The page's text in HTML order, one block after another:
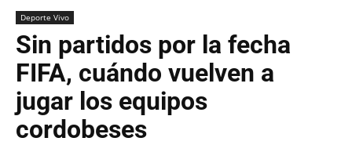
Deporte Vivo
Sin partidos por la fecha
FIFA, cuándo vuelven a
jugar los equipos
cordobeses